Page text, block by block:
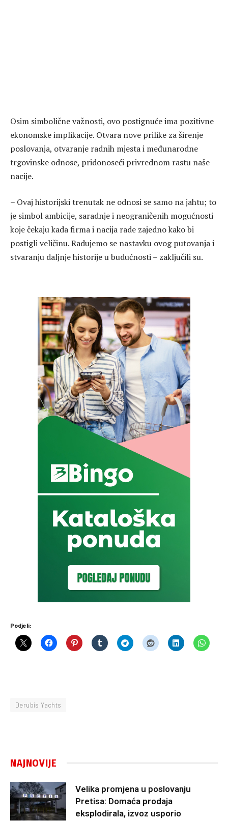
Osim simbolične važnosti, ovo postignuće ima pozitivne
ekonomske implikacije. Otvara nove prilike za širenje
poslovanja, otvaranje radnih mjesta i međunarodne
trgovinske odnose, pridonoseći privrednom rastu naše
nacije.
– Ovaj historijski trenutak ne odnosi se samo na jahtu; to
je simbol ambicije, saradnje i neograničenih mogućnosti
koje čekaju kada firma i nacija rade zajedno kako bi
postigli veličinu. Radujemo se nastavku ovog putovanja i
stvaranju daljnje historije u budućnosti – zaključili su.
Podjeli:
Derubis Yachts
NAJNOVIJE
Velika promjena u poslovanju
Pretisa: Domaća prodaja
eksplodirala, izvoz usporio